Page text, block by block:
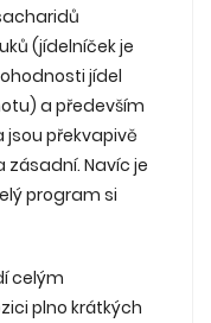
(jídelníček je
jídel
a především
jsou překvapivě
Navíc je
program si
celým
plno krátkých